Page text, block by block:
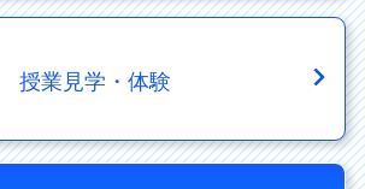
授業見学・体験